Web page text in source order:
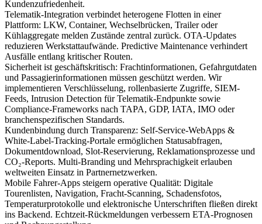
Kundenzufriedenheit.
Telematik-Integration verbindet heterogene Flotten in einer
Plattform: LKW, Container, Wechselbrücken, Trailer oder
Kühlaggregate melden Zustände zentral zurück. OTA-Updates
reduzieren Werkstattaufwände. Predictive Maintenance verhindert
Ausfälle entlang kritischer Routen.
Sicherheit ist geschäftskritisch: Frachtinformationen, Gefahrgutdaten
und Passagierinformationen müssen geschützt werden. Wir
implementieren Verschlüsselung, rollenbasierte Zugriffe, SIEM-
Feeds, Intrusion Detection für Telematik-Endpunkte sowie
Compliance-Frameworks nach TAPA, GDP, IATA, IMO oder
branchenspezifischen Standards.
Kundenbindung durch Transparenz: Self-Service-WebApps &
White-Label-Tracking-Portale ermöglichen Statusabfragen,
Dokumentdownload, Slot-Reservierung, Reklamationsprozesse und
CO₂-Reports. Multi-Branding und Mehrsprachigkeit erlauben
weltweiten Einsatz in Partnernetzwerken.
Mobile Fahrer-Apps steigern operative Qualität: Digitale
Tourenlisten, Navigation, Fracht-Scanning, Schadensfotos,
Temperaturprotokolle und elektronische Unterschriften fließen direkt
ins Backend. Echtzeit-Rückmeldungen verbessern ETA-Prognosen